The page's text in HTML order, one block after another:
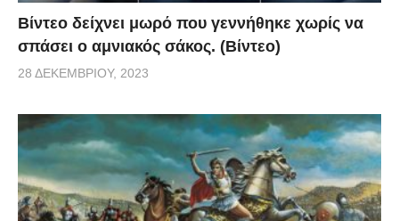
Βίντεο δείχνει μωρό που γεννήθηκε χωρίς να
σπάσει ο αμνιακός σάκος. (Βίντεο)
28 ΔΕΚΕΜΒΡΊΟΥ, 2023